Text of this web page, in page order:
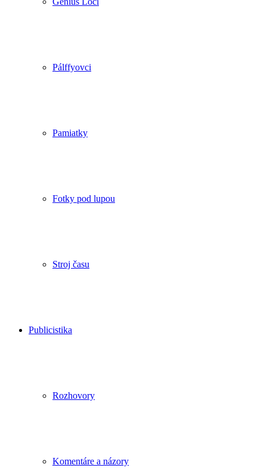
Pálffyovci
Pamiatky
Fotky pod lupou
Stroj času
Publicistika
Rozhovory
Komentáre a názory